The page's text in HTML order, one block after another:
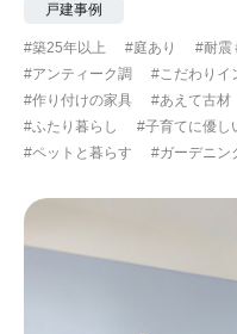
戸建事例
#築25年以上 #庭あり #耐震
#アンティーク調
#こだわりイ
#作り付けの家具
#あえて古材
#ふたり暮らし
#子育てに優し
#ペットと暮らす
#ガーデニン